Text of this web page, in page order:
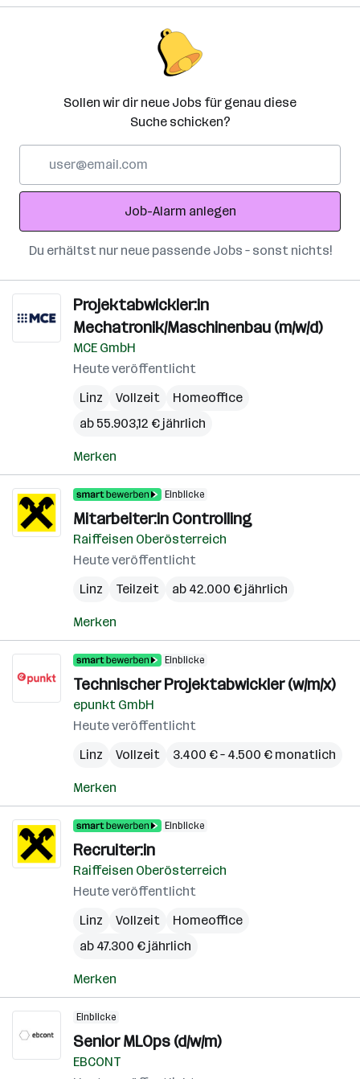
Sollen wir dir neue Jobs für genau diese
Suche schicken?
Adresse
Job-Alarm anlegen
Du erhältst nur neue passende Jobs – sonst nichts!
Projektabwickler:in
Mechatronik/Maschinenbau (m/w/d)
MCE GmbH
Heute veröffentlicht
Linz
Vollzeit
Homeoffice
ab 55.903,12 € jährlich
Merken
Einblicke
Mitarbeiter:in Controlling
Raiffeisen Oberösterreich
Heute veröffentlicht
Linz
Teilzeit ab 42.000 € jährlich
Merken
Einblicke
Technischer Projektabwickler (w/m/x)
epunkt GmbH
Heute veröffentlicht
Linz
Vollzeit 3.400 € – 4.500 € monatlich
Merken
Einblicke
Recruiter:in
Raiffeisen Oberösterreich
Heute veröffentlicht
Linz
Vollzeit
Homeoffice
ab 47.300 € jährlich
Merken
Einblicke
Senior MLOps (d/w/m)
EBCONT